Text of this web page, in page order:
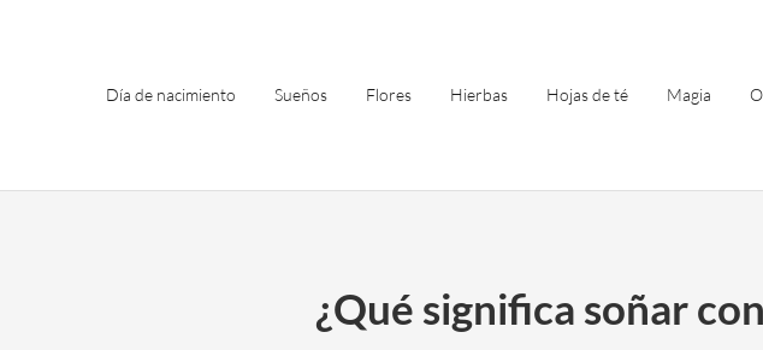
Día de nacimiento Sueños Flores Hierbas Hojas de té Magia
¿Qué significa soñar